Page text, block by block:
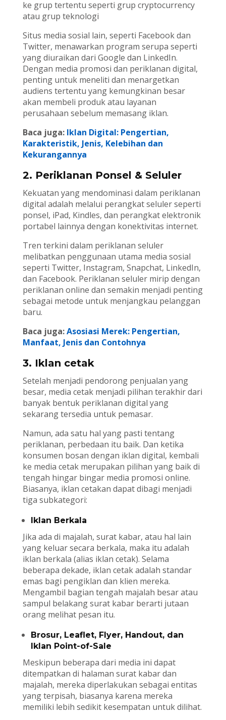
ke grup tertentu seperti grup cryptocurrency
atau grup teknologi
Situs media sosial lain, seperti Facebook dan
Twitter, menawarkan program serupa seperti
yang diuraikan dari Google dan LinkedIn.
Dengan media promosi dan periklanan digital,
penting untuk meneliti dan menargetkan
audiens tertentu yang kemungkinan besar
akan membeli produk atau layanan
perusahaan sebelum memasang iklan.
Baca juga: Iklan Digital: Pengertian,
Karakteristik, Jenis, Kelebihan dan
Kekurangannya
2. Periklanan Ponsel & Seluler
Kekuatan yang mendominasi dalam periklanan
digital adalah melalui perangkat seluler seperti
ponsel, iPad, Kindles, dan perangkat elektronik
portabel lainnya dengan konektivitas internet.
Tren terkini dalam periklanan seluler
melibatkan penggunaan utama media sosial
seperti Twitter, Instagram, Snapchat, LinkedIn,
dan Facebook. Periklanan seluler mirip dengan
periklanan online dan semakin menjadi penting
sebagai metode untuk menjangkau pelanggan
baru.
Baca juga:Asosiasi Merek: Pengertian,
Manfaat, Jenis dan Contohnya
3. Iklan cetak
Setelah menjadi pendorong penjualan yang
besar, media cetak menjadi pilihan terakhir dari
banyak bentuk periklanan digital yang
sekarang tersedia untuk pemasar.
Namun, ada satu hal yang pasti tentang
periklanan, perbedaan itu baik. Dan ketika
konsumen bosan dengan iklan digital, kembali
ke media cetak merupakan pilihan yang baik di
tengah hingar bingar media promosi online.
Biasanya, iklan cetakan dapat dibagi menjadi
tiga subkategori:
Iklan Berkala
Jika ada di majalah, surat kabar, atau hal lain
yang keluar secara berkala, maka itu adalah
iklan berkala (alias iklan cetak). Selama
beberapa dekade, iklan cetak adalah standar
emas bagi pengiklan dan klien mereka.
Mengambil bagian tengah majalah besar atau
sampul belakang surat kabar berarti jutaan
orang melihat pesan itu.
Brosur, Leaflet, Flyer, Handout, dan
Iklan Point-of-Sale
Meskipun beberapa dari media ini dapat
ditempatkan di halaman surat kabar dan
majalah, mereka diperlakukan sebagai entitas
yang terpisah, biasanya karena mereka
memiliki lebih sedikit kesempatan untuk dilihat.